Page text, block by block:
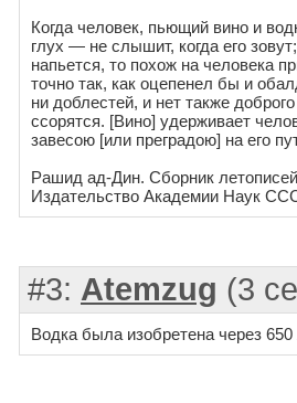
Когда человек, пьющий вино и
глух — не слышит, когда его
напьется, то похож на человека
точно так, как оцепенел бы и
ни доблестей, и нет также
ссорятся. [Вино] удерживает
завесою [или преградою] на его
Рашид ад-Дин. Сборник
Издательство Академии Наук
#3: Atemzug (3
Водка была изобретена через